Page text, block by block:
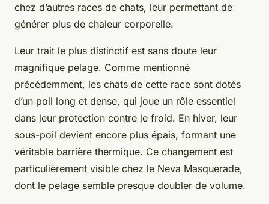
chez d’autres races de chats, leur permettant de
générer plus de chaleur corporelle.
Leur trait le plus distinctif est sans doute leur
magnifique pelage. Comme mentionné
précédemment, les chats de cette race sont dotés
d’un poil long et dense, qui joue un rôle essentiel
dans leur protection contre le froid. En hiver, leur
sous-poil devient encore plus épais, formant une
véritable barrière thermique. Ce changement est
particulièrement visible chez le Neva Masquerade,
dont le pelage semble presque doubler de volume.